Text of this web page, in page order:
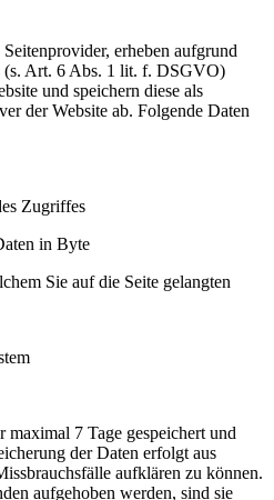
erheben aufgrund
(s. Art. 6 Abs. 1 lit. f. DSGVO)
und speichern diese als
der Website ab. Folgende Daten
Zugriffes
in Byte
Sie auf die Seite gelangten
7 Tage gespeichert und
der Daten erfolgt aus
aufklären zu können.
aufgehoben werden, sind sie